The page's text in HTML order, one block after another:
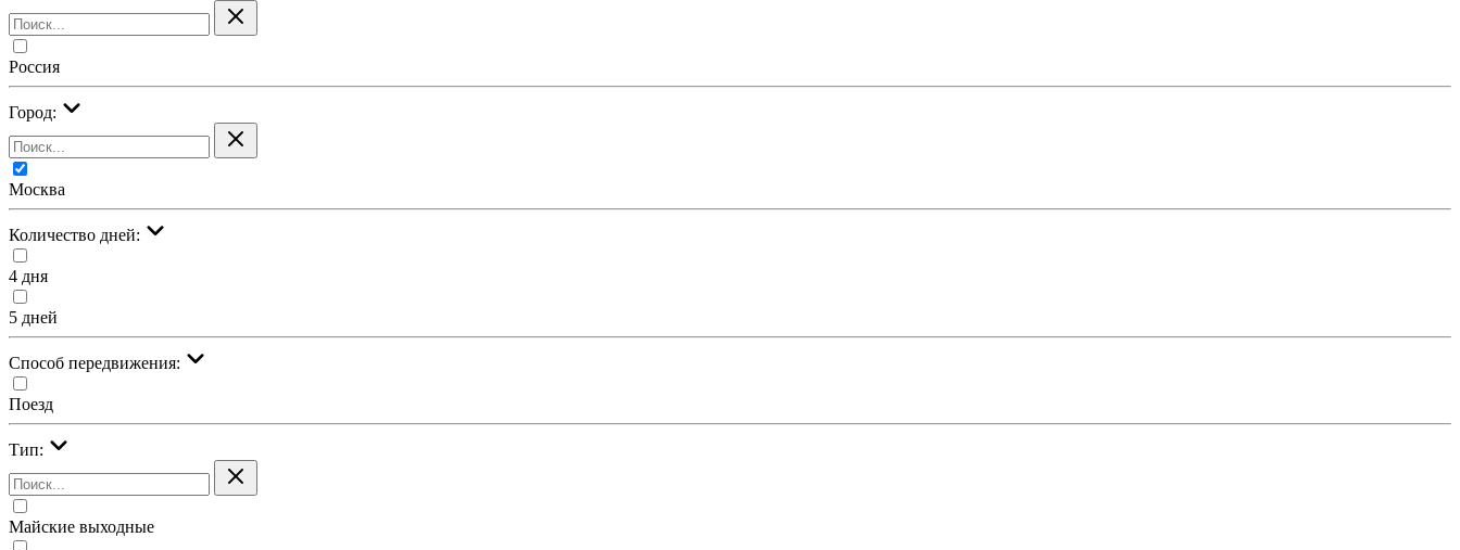
Россия
Город:
Москва
Количество дней:
4 дня
5 дней
Cпособ передвижения:
Поезд
Тип:
Майские выходные